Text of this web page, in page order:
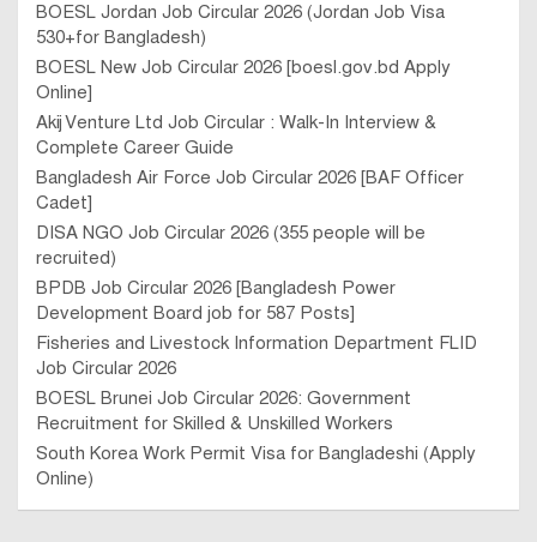
BOESL Jordan Job Circular 2026 (Jordan Job Visa
530+for Bangladesh)
BOESL New Job Circular 2026 [boesl.gov.bd Apply
Online]
Akij Venture Ltd Job Circular : Walk-In Interview &
Complete Career Guide
Bangladesh Air Force Job Circular 2026 [BAF Officer
Cadet]
DISA NGO Job Circular 2026 (355 people will be
recruited)
BPDB Job Circular 2026 [Bangladesh Power
Development Board job for 587 Posts]
Fisheries and Livestock Information Department FLID
Job Circular 2026
BOESL Brunei Job Circular 2026: Government
Recruitment for Skilled & Unskilled Workers
South Korea Work Permit Visa for Bangladeshi (Apply
Online)